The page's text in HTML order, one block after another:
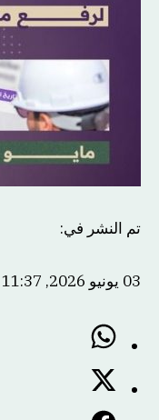
تم النشر في:
03 يونيو 2026, 11:37 صباحاً